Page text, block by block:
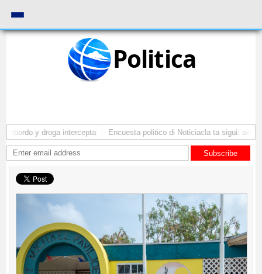
Politica
abordo y droga intercepta Encuesta politico di Noticiacla ta sigui: ainda
Subscribe